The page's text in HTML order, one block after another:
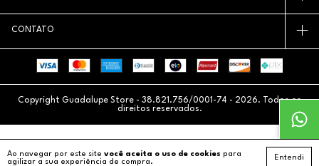
Ao navegar por este site você aceita o uso de cookies para
agilizar a sua experiência de compra.
Entendi
CONTATO
Copyright Guadalupe Store - 38.821.756/0001-74 - 2026. Todos os
direitos reservados.